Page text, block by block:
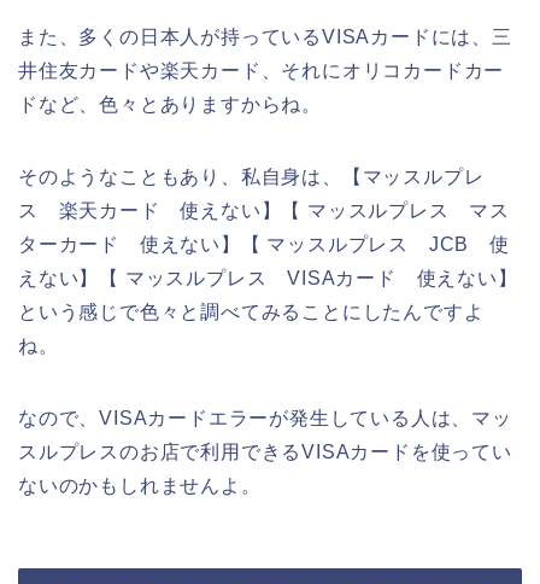
また、多くの日本人が持っているVISAカードには、三
井住友カードや楽天カード、それにオリコカードカー
ドなど、色々とありますからね。
そのようなこともあり、私自身は、【マッスルプレ
ス 楽天カード 使えない】【 マッスルプレス マス
ターカード 使えない】【 マッスルプレス JCB 使
えない】【 マッスルプレス VISAカード 使えない】
という感じで色々と調べてみることにしたんですよ
ね。
なので、VISAカードエラーが発生している人は、マッ
スルプレスのお店で利用できるVISAカードを使ってい
ないのかもしれませんよ。